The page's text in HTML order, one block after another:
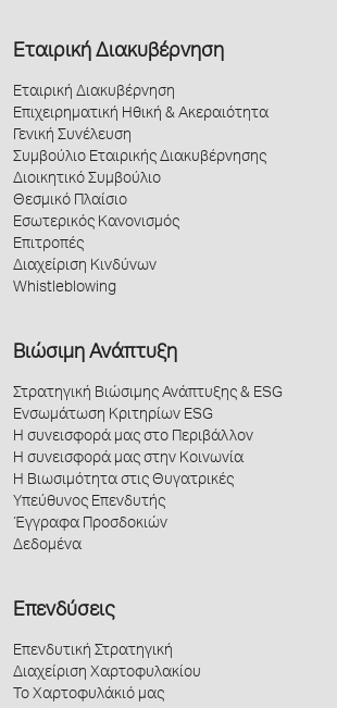
Εταιρική Διακυβέρνηση
Εταιρική Διακυβέρνηση
Επιχειρηματική Ηθική & Ακεραιότητα
Γενική Συνέλευση
Συμβούλιο Εταιρικής Διακυβέρνησης
Διοικητικό Συμβούλιο
Θεσμικό Πλαίσιο
Εσωτερικός Κανονισμός
Επιτροπές
Διαχείριση Κινδύνων
Whistleblowing
Βιώσιμη Ανάπτυξη
Στρατηγική Βιώσιμης Ανάπτυξης & ESG
Ενσωμάτωση Κριτηρίων ESG
Η συνεισφορά μας στο Περιβάλλον
Η συνεισφορά μας στην Κοινωνία
Η Βιωσιμότητα στις Θυγατρικές
Υπεύθυνος Επενδυτής
Έγγραφα Προσδοκιών
Δεδομένα
Επενδύσεις
Επενδυτική Στρατηγική
Διαχείριση Χαρτοφυλακίου
Το Χαρτοφυλάκιό μας